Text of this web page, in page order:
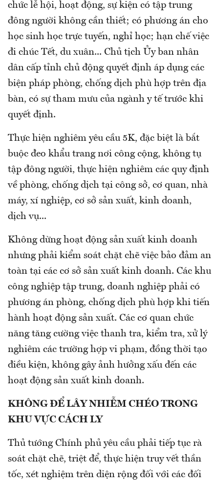
chức lễ hội, hoạt động, sự kiện có tập trung
đông người không cần thiết; có phương án cho
học sinh học trực tuyến, nghỉ học; hạn chế việc
đi chúc Tết, du xuân... Chủ tịch Ủy ban nhân
dân cấp tỉnh chủ động quyết định áp dụng các
biện pháp phòng, chống dịch phù hợp trên địa
bàn, có sự tham mưu của ngành y tế trước khi
quyết định.
Thực hiện nghiêm yêu cầu 5K, đặc biệt là bắt
buộc đeo khẩu trang nơi công cộng, không tụ
tập đông người, thực hiện nghiêm các quy định
về phòng, chống dịch tại công sở, cơ quan, nhà
máy, xí nghiệp, cơ sở sản xuất, kinh doanh,
dịch vụ...
Không dừng hoạt động sản xuất kinh doanh
nhưng phải kiểm soát chặt chẽ việc bảo đảm an
toàn tại các cơ sở sản xuất kinh doanh. Các khu
công nghiệp tập trung, doanh nghiệp phải có
phương án phòng, chống dịch phù hợp khi tiến
hành hoạt động sản xuất. Các cơ quan chức
năng tăng cường việc thanh tra, kiểm tra, xử lý
nghiêm các trường hợp vi phạm, đồng thời tạo
điều kiện, không gây ảnh hưởng xấu đến các
hoạt động sản xuất kinh doanh.
KHÔNG ĐỂ LÂY NHIỄM CHÉO TRONG
KHU VỰC CÁCH LY
Thủ tướng Chính phủ yêu cầu phải tiếp tục rà
soát chặt chẽ, triệt để, thực hiện truy vết thần
tốc, xét nghiệm trên diện rộng đối với các đối